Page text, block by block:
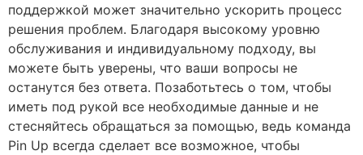
поддержкой может значительно ускорить процесс
решения проблем. Благодаря высокому уровню
обслуживания и индивидуальному подходу, вы
можете быть уверены, что ваши вопросы не
останутся без ответа. Позаботьтесь о том, чтобы
иметь под рукой все необходимые данные и не
стесняйтесь обращаться за помощью, ведь команда
Pin Up всегда сделает все возможное, чтобы